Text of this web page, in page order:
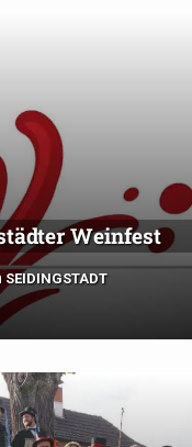
Weinfest
SEIDINGSTADT